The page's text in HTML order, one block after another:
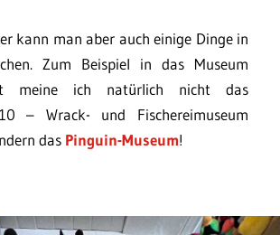
kann man aber auch einige Dinge in
Zum Beispiel in das Museum
meine ich natürlich nicht das
– Wrack- und Fischereimuseum
das Pinguin-Museum!